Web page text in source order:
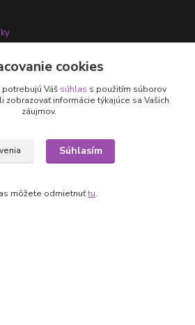
cookies
Váš súhlas s použitím súborov
zobrazovať informácie týkajúce sa Vašich
záujmov.
Súhlasím
môžete odmietnuťtu.